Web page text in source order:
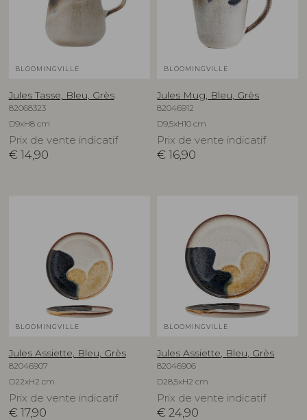
BLOOMINGVILLE
Jules Tasse, Bleu, Grès
82068323
D9xH8 cm
Prix de vente indicatif
€ 14,90
BLOOMINGVILLE
Jules Mug, Bleu, Grès
82046912
D9,5xH10 cm
Prix de vente indicatif
€ 16,90
BLOOMINGVILLE
Jules Assiette, Bleu, Grès
82046907
D22xH2 cm
Prix de vente indicatif
€ 17,90
BLOOMINGVILLE
Jules Assiette, Bleu, Grès
82046906
D28,5xH2 cm
Prix de vente indicatif
€ 24,90